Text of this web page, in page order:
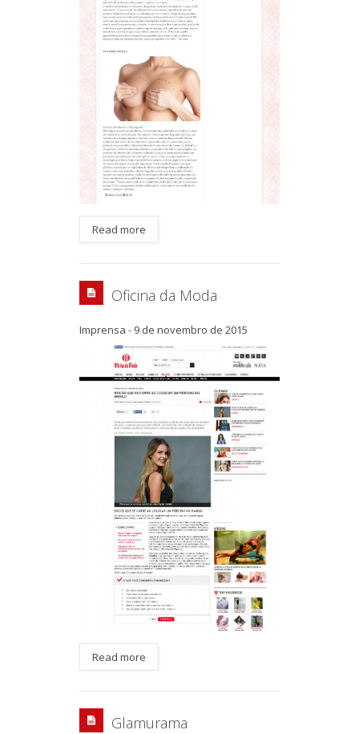
Read more
Oficina da Moda
Imprensa - 9 de novembro de 2015
Read more
Glamurama